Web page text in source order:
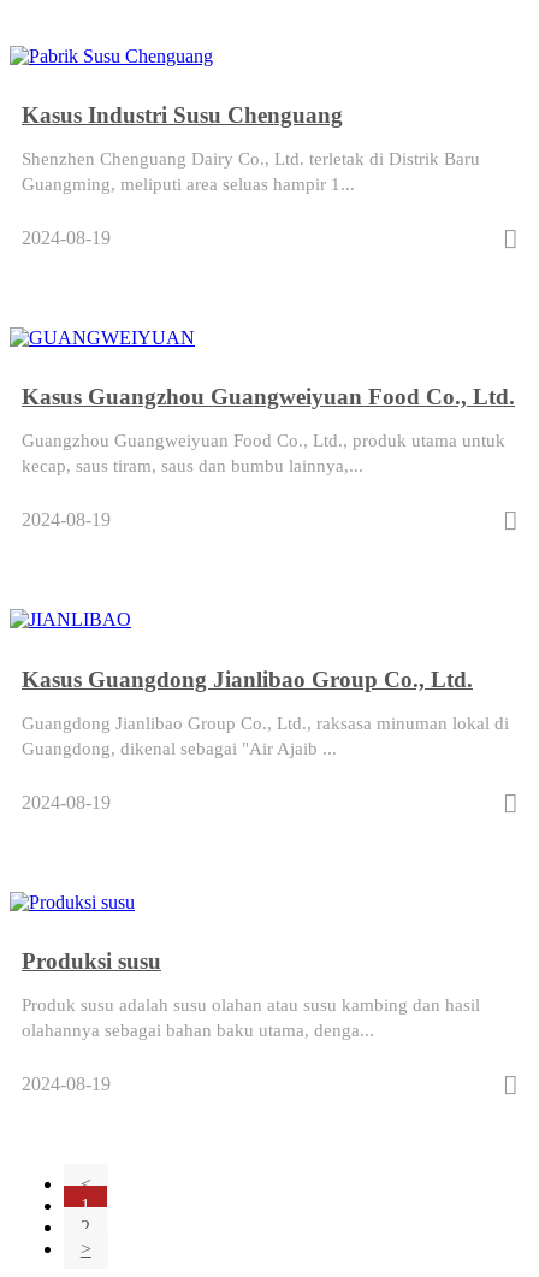
Kasus Industri Susu Chenguang
Shenzhen Chenguang Dairy Co., Ltd. terletak di Distrik Baru
Guangming, meliputi area seluas hampir 1...
2024-08-19
Kasus Guangzhou Guangweiyuan Food Co., Ltd.
Guangzhou Guangweiyuan Food Co., Ltd., produk utama untuk
kecap, saus tiram, saus dan bumbu lainnya,...
2024-08-19
Kasus Guangdong Jianlibao Group Co., Ltd.
Guangdong Jianlibao Group Co., Ltd., raksasa minuman lokal di
Guangdong, dikenal sebagai "Air Ajaib ...
2024-08-19
Produksi susu
Produk susu adalah susu olahan atau susu kambing dan hasil
olahannya sebagai bahan baku utama, denga...
2024-08-19
<
1
2
>